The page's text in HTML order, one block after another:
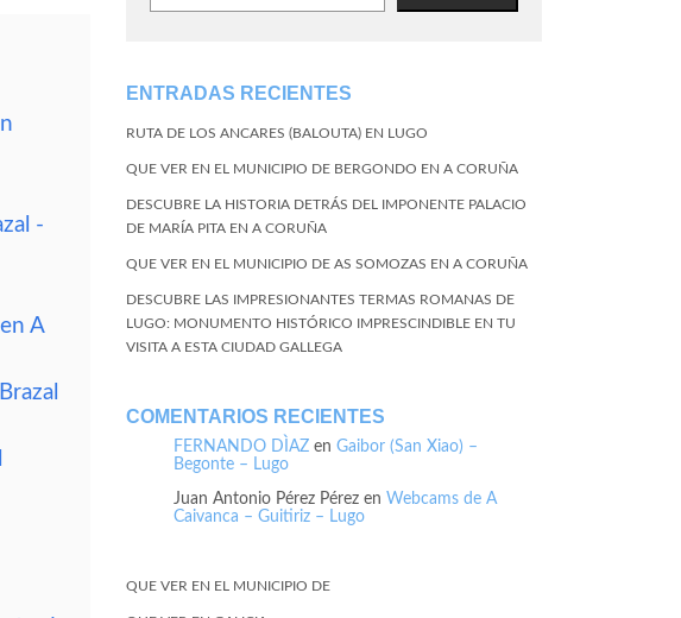
-
A
ENTRADAS RECIENTES
RUTA DE LOS ANCARES (BALOUTA) EN LUGO
QUE VER EN EL MUNICIPIO DE BERGONDO EN A CORUÑA
DESCUBRE LA HISTORIA DETRÁS DEL IMPONENTE PALACIO
DE MARÍA PITA EN A CORUÑA
QUE VER EN EL MUNICIPIO DE AS SOMOZAS EN A CORUÑA
DESCUBRE LAS IMPRESIONANTES TERMAS ROMANAS DE
LUGO: MONUMENTO HISTÓRICO IMPRESCINDIBLE EN TU
VISITA A ESTA CIUDAD GALLEGA
COMENTARIOS RECIENTES
FERNANDO DÌAZ en Gaibor (San Xiao) –
Begonte – Lugo
Juan Antonio Pérez Pérez en Webcams de A
Caivanca – Guitiriz – Lugo
QUE VER EN EL MUNICIPIO DE